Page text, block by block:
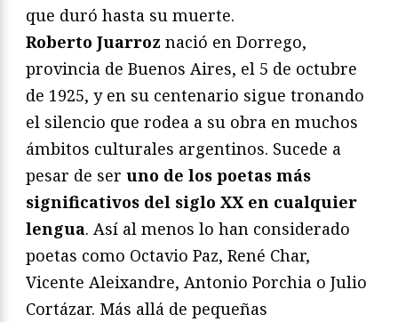
que duró hasta su muerte.
Roberto Juarroz nació en Dorrego,
provincia de Buenos Aires, el 5 de octubre
de 1925, y en su centenario sigue tronando
el silencio que rodea a su obra en muchos
ámbitos culturales argentinos. Sucede a
pesar de ser uno de los poetas más
significativos del siglo XX en cualquier
lengua. Así al menos lo han considerado
poetas como Octavio Paz, René Char,
Vicente Aleixandre, Antonio Porchia o Julio
Cortázar. Más allá de pequeñas